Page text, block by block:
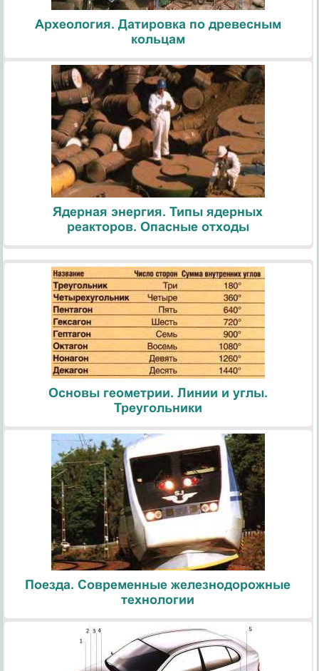
Археология. Датировка по древесным
кольцам
Ядерная энергия. Типы ядерных
реакторов. Опасные отходы
Основы геометрии. Линии и углы.
Треугольники
Поезда. Современные железнодорожные
технологии